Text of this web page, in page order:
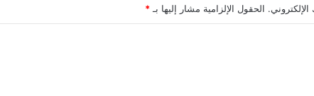
الحقول الإلزامية مشار إليها بـ *